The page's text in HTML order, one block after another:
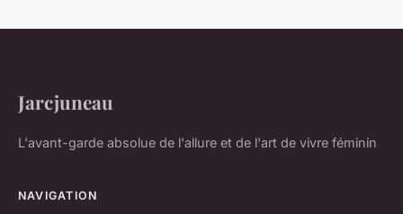
Jarcjuneau
L'avant-garde absolue de l'allure et de l'art de vivre féminin
NAVIGATION